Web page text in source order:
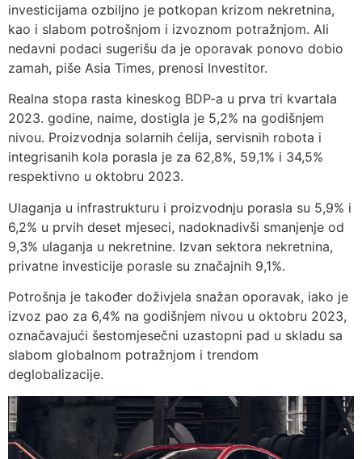
investicijama ozbiljno je potkopan krizom nekretnina,
kao i slabom potrošnjom i izvoznom potražnjom. Ali
nedavni podaci sugerišu da je oporavak ponovo dobio
zamah, piše Asia Times, prenosi Investitor.
Realna stopa rasta kineskog BDP-a u prva tri kvartala
2023. godine, naime, dostigla je 5,2% na godišnjem
nivou. Proizvodnja solarnih ćelija, servisnih robota i
integrisanih kola porasla je za 62,8%, 59,1% i 34,5%
respektivno u oktobru 2023.
Ulaganja u infrastrukturu i proizvodnju porasla su 5,9% i
6,2% u prvih deset mjeseci, nadoknadivši smanjenje od
9,3% ulaganja u nekretnine. Izvan sektora nekretnina,
privatne investicije porasle su značajnih 9,1%.
Potrošnja je također doživjela snažan oporavak, iako je
izvoz pao za 6,4% na godišnjem nivou u oktobru 2023,
označavajući šestomjesečni uzastopni pad u skladu sa
slabom globalnom potražnjom i trendom
deglobalizacije.